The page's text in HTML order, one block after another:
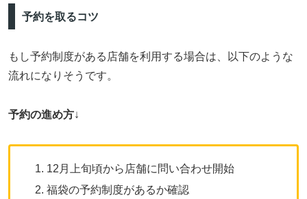
予約を取るコツ
もし予約制度がある店舗を利用する場合は、以下のような
流れになりそうです。
予約の進め方↓
12月上旬頃から店舗に問い合わせ開始
福袋の予約制度があるか確認